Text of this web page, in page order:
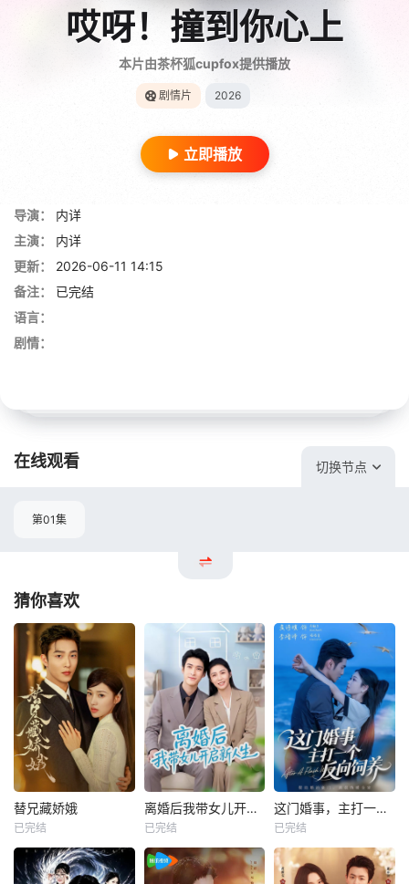
哎呀！撞到你心上
本片由茶杯狐cupfox提供播放
剧情片 2026
立即播放
导演：
内详
主演：
内详
更新：
2026-06-11 14:15
备注：
已完结
语言：
剧情：
在线观看 切换节点
第01集
猜你喜欢
替兄藏娇娥
已完结
离婚后我带女儿开启新人生
已完结
这门婚事，主打一个反向饲养
已完结